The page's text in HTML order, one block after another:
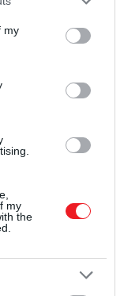
You may click to
third-party tags to
in below Google
my
my
the